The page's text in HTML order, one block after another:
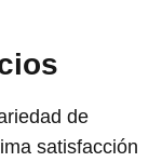
de
satisfacción